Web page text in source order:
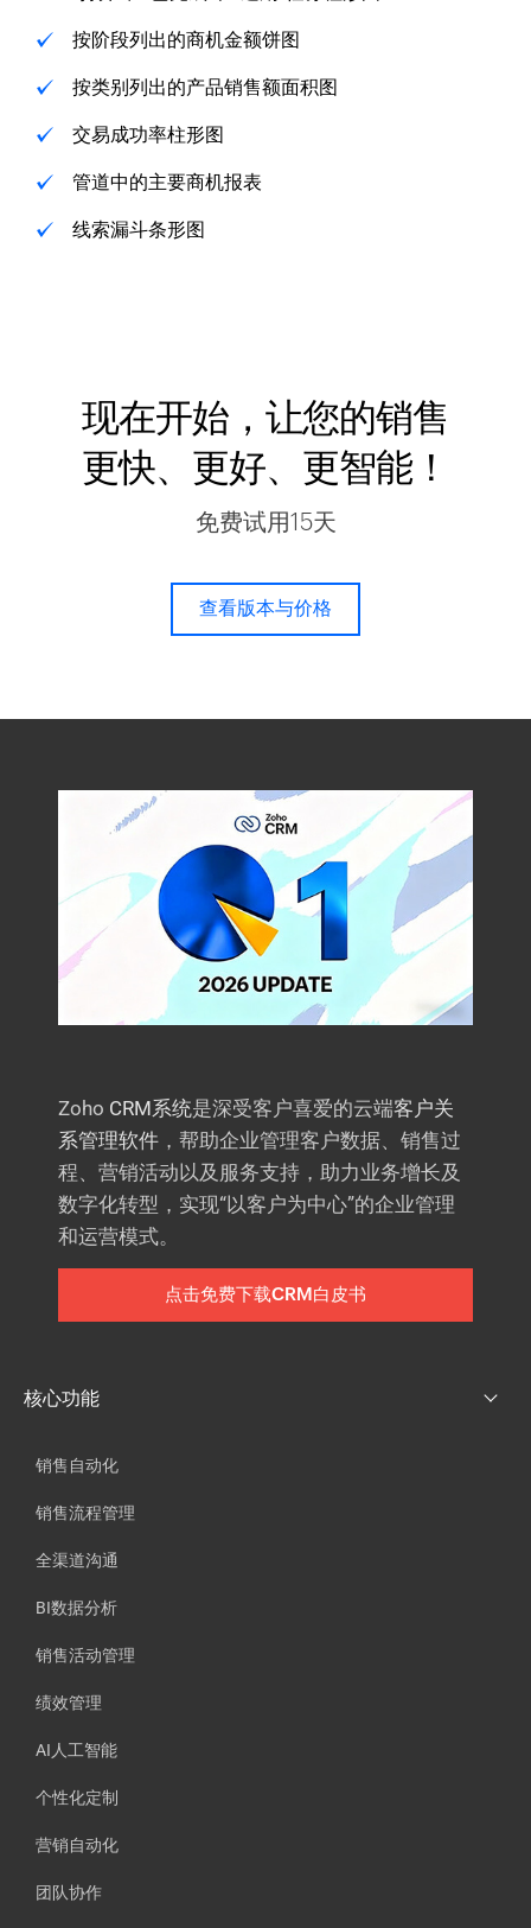
按阶段列出的商机金额饼图
按类别列出的产品销售额面积图
交易成功率柱形图
管道中的主要商机报表
线索漏斗条形图
现在开始，让您的销售
更快、更好、更智能！
免费试用15天
查看版本与价格
Zoho CRM系统是深受客户喜爱的云端客户关
系管理软件 ，帮助企业管理客户数据、销售过
程、营销活动以及服务支持，助力业务增长及
数字化转型，实现“以客户为中心”的企业管理
和运营模式。
点击免费下载CRM白皮书
核心功能
销售自动化
销售流程管理
全渠道沟通
BI数据分析
销售活动管理
绩效管理
AI人工智能
个性化定制
营销自动化
团队协作